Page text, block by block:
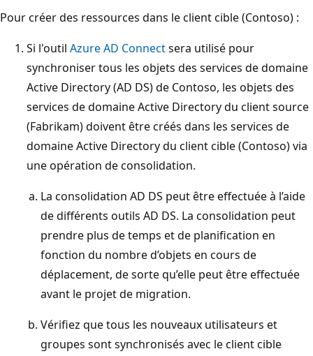
Pour créer des ressources dans le client cible (Contoso) :
Si l'outil Azure AD Connectsera utilisé pour
synchroniser tous les objets des services de domaine
Active Directory (AD DS) de Contoso, les objets des
services de domaine Active Directory du client source
(Fabrikam) doivent être créés dans les services de
domaine Active Directory du client cible (Contoso) via
une opération de consolidation.
La consolidation AD DS peut être effectuée à l’aide
de différents outils AD DS. La consolidation peut
prendre plus de temps et de planification en
fonction du nombre d’objets en cours de
déplacement, de sorte qu’elle peut être effectuée
avant le projet de migration.
Vérifiez que tous les nouveaux utilisateurs et
groupes sont synchronisés avec le client cible